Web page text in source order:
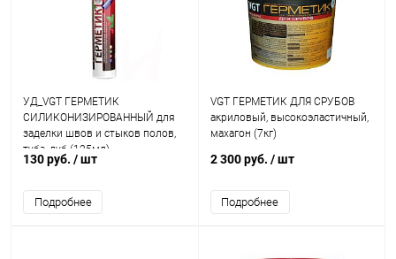
УД_VGT ГЕРМЕТИК
СИЛИКОНИЗИРОВАННЫЙ для
заделки швов и стыков полов,
туба, дуб (125мл)
130 руб. / шт
Подробнее
VGT ГЕРМЕТИК ДЛЯ СРУБОВ
акриловый, высокоэластичный,
махагон (7кг)
2 300 руб. / шт
Подробнее